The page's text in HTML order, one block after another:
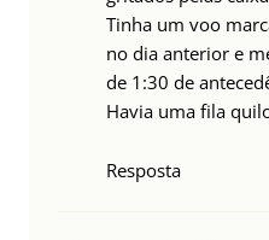
Tinha um voo
no dia anterior e
de 1:30 de
Havia uma fila
Resposta